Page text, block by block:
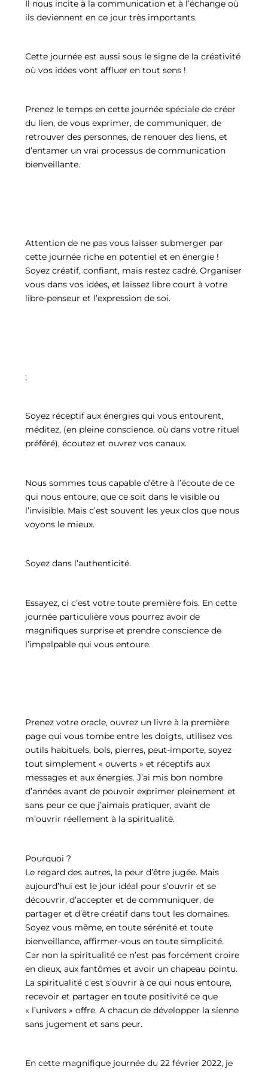
Il nous incite à la communication et à l’échange où
ils deviennent en ce jour très importants.
Cette journée est aussi sous le signe de la créativité
où vos idées vont affluer en tout sens !
Prenez le temps en cette journée spéciale de créer
du lien, de vous exprimer, de communiquer, de
retrouver des personnes, de renouer des liens, et
d’entamer un vrai processus de communication
bienveillante.
Attention de ne pas vous laisser submerger par
cette journée riche en potentiel et en énergie !
Soyez créatif, confiant, mais restez cadré. Organiser
vous dans vos idées, et laissez libre court à votre
libre-penseur et l’expression de soi.
;
Soyez réceptif aux énergies qui vous entourent,
méditez, (en pleine conscience, où dans votre rituel
préféré), écoutez et ouvrez vos canaux.
Nous sommes tous capable d’être à l’écoute de ce
qui nous entoure, que ce soit dans le visible ou
l’invisible. Mais c’est souvent les yeux clos que nous
voyons le mieux.
Soyez dans l’authenticité.
Essayez, ci c’est votre toute première fois. En cette
journée particulière vous pourrez avoir de
magnifiques surprise et prendre conscience de
l’impalpable qui vous entoure.
Prenez votre oracle, ouvrez un livre à la première
page qui vous tombe entre les doigts, utilisez vos
outils habituels, bols, pierres, peut-importe, soyez
tout simplement « ouverts » et réceptifs aux
messages et aux énergies. J’ai mis bon nombre
d’années avant de pouvoir exprimer pleinement et
sans peur ce que j’aimais pratiquer, avant de
m’ouvrir réellement à la spiritualité.
Pourquoi ?
Le regard des autres, la peur d’être jugée. Mais
aujourd’hui est le jour idéal pour s’ouvrir et se
découvrir, d’accepter et de communiquer, de
partager et d’être créatif dans tout les domaines.
Soyez vous même, en toute sérénité et toute
bienveillance, affirmer-vous en toute simplicité.
Car non la spiritualité ce n’est pas forcément croire
en dieux, aux fantômes et avoir un chapeau pointu.
La spiritualité c’est s’ouvrir à ce qui nous entoure,
recevoir et partager en toute positivité ce que
« l’univers » offre. A chacun de développer la sienne
sans jugement et sans peur.
En cette magnifique journée du 22 février 2022, je